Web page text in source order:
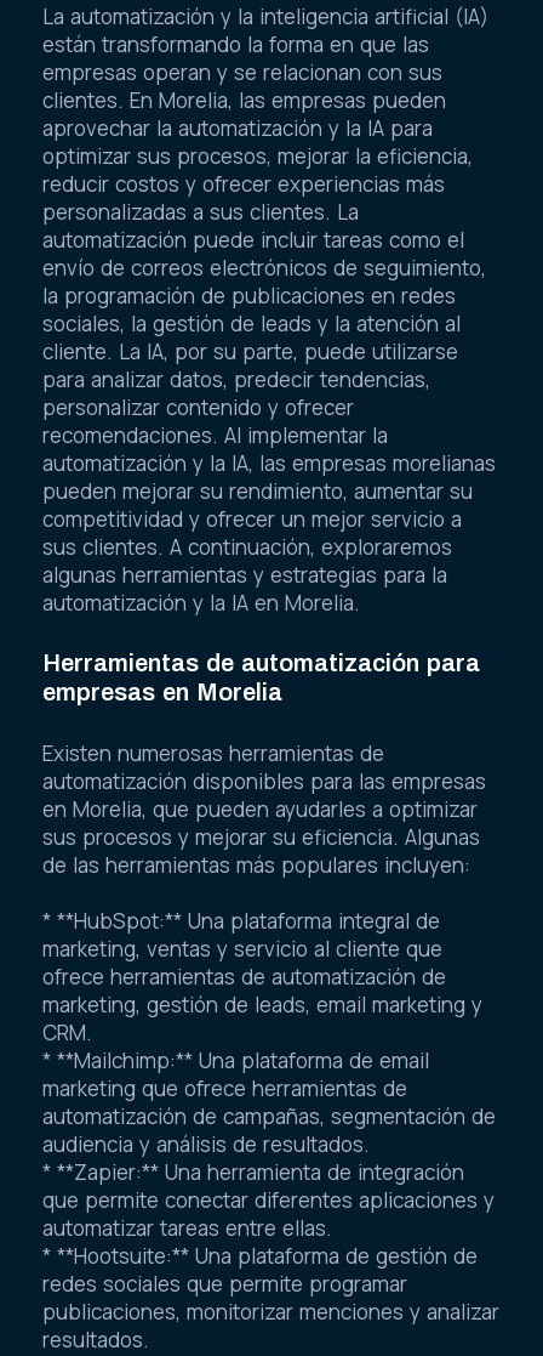
La automatización y la inteligencia artificial (IA)
están transformando la forma en que las
empresas operan y se relacionan con sus
clientes. En Morelia, las empresas pueden
aprovechar la automatización y la IA para
optimizar sus procesos, mejorar la eficiencia,
reducir costos y ofrecer experiencias más
personalizadas a sus clientes. La
automatización puede incluir tareas como el
envío de correos electrónicos de seguimiento,
la programación de publicaciones en redes
sociales, la gestión de leads y la atención al
cliente. La IA, por su parte, puede utilizarse
para analizar datos, predecir tendencias,
personalizar contenido y ofrecer
recomendaciones. Al implementar la
automatización y la IA, las empresas morelianas
pueden mejorar su rendimiento, aumentar su
competitividad y ofrecer un mejor servicio a
sus clientes. A continuación, exploraremos
algunas herramientas y estrategias para la
automatización y la IA en Morelia.
Herramientas de automatización para
empresas en Morelia
Existen numerosas herramientas de
automatización disponibles para las empresas
en Morelia, que pueden ayudarles a optimizar
sus procesos y mejorar su eficiencia. Algunas
de las herramientas más populares incluyen:
* **HubSpot:** Una plataforma integral de
marketing, ventas y servicio al cliente que
ofrece herramientas de automatización de
marketing, gestión de leads, email marketing y
CRM.
* **Mailchimp:** Una plataforma de email
marketing que ofrece herramientas de
automatización de campañas, segmentación de
audiencia y análisis de resultados.
* **Zapier:** Una herramienta de integración
que permite conectar diferentes aplicaciones y
automatizar tareas entre ellas.
* **Hootsuite:** Una plataforma de gestión de
redes sociales que permite programar
publicaciones, monitorizar menciones y analizar
resultados.